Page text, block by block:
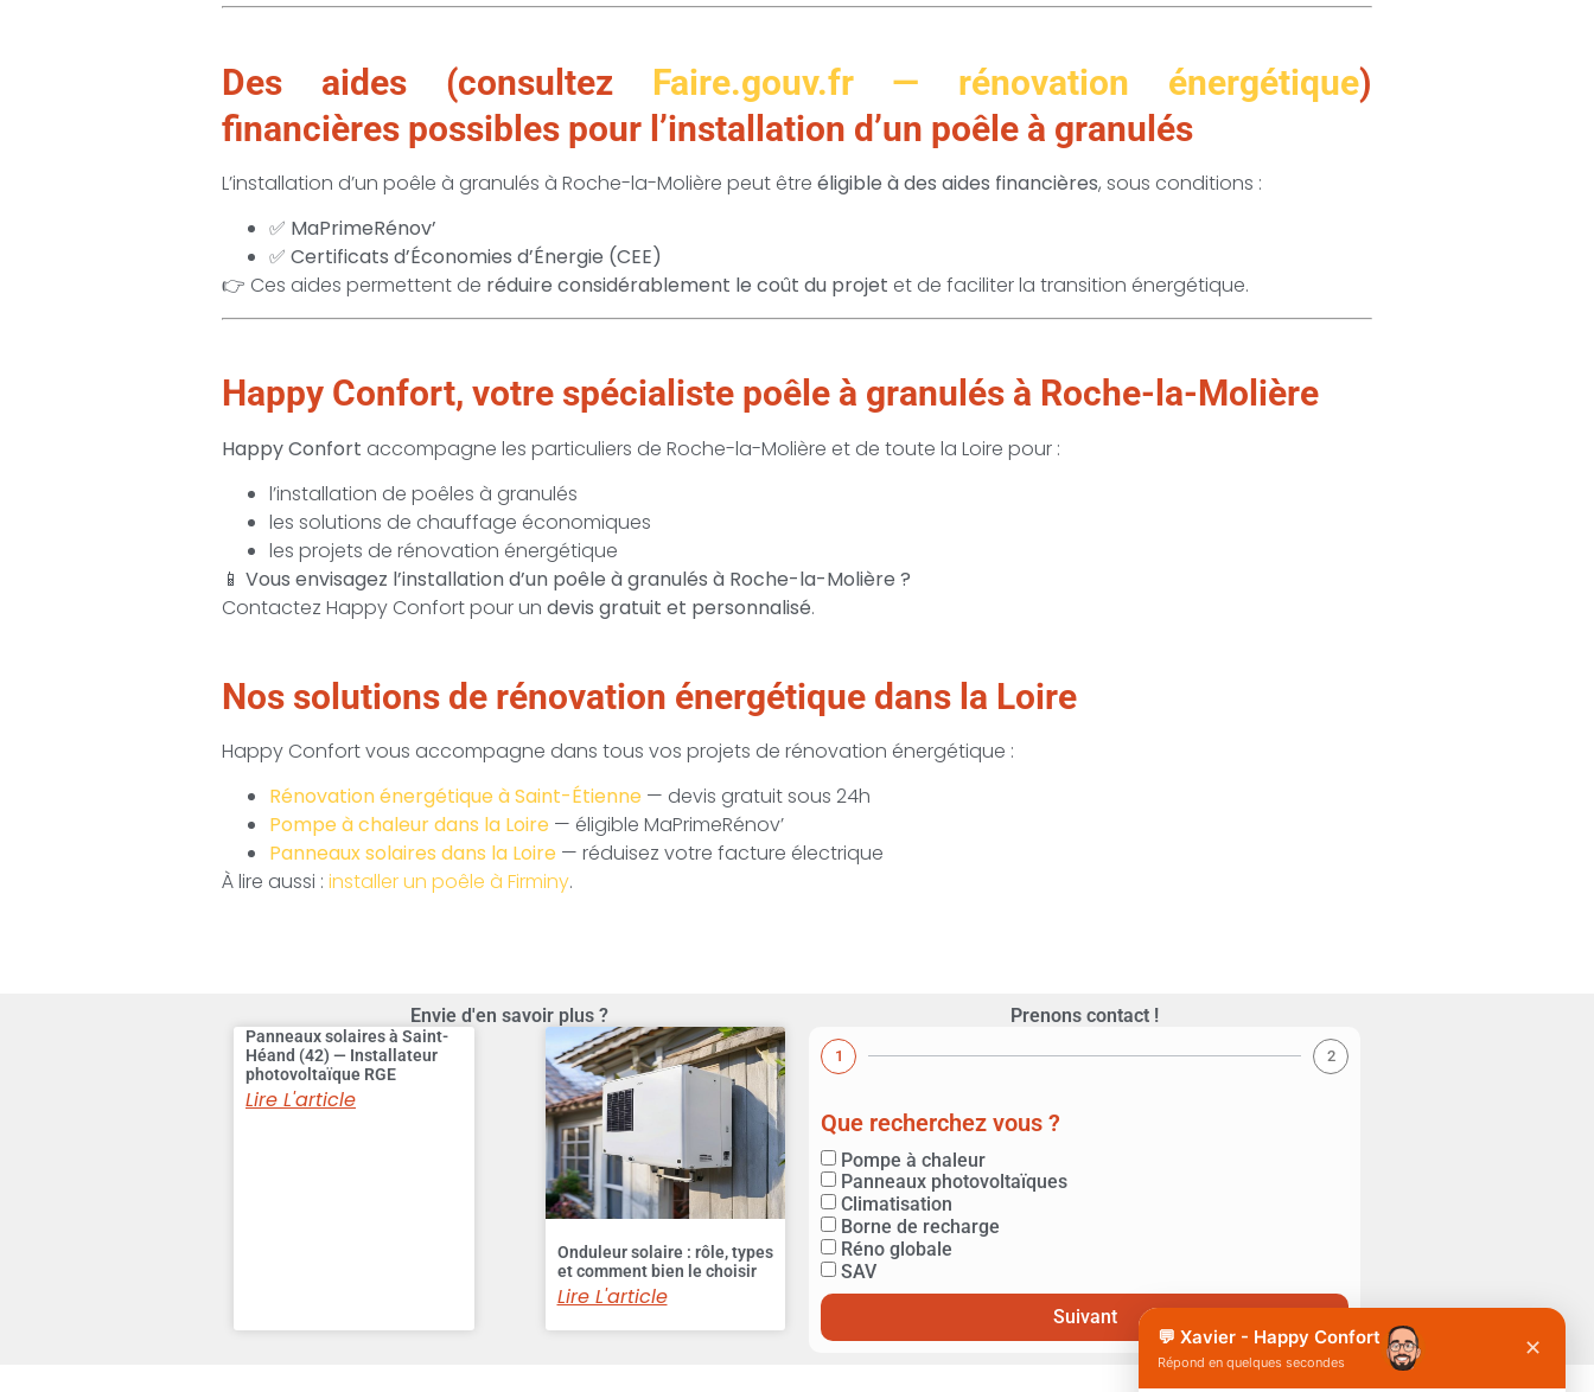
Des aides (consultez Faire.gouv.fr — rénovation énergétique)
financières possibles pour l’installation d’un poêle à granulés
L’installation d’un poêle à granulés à Roche-la-Molière peut être éligible à des aides financières, sous conditions :
✅ MaPrimeRénov’
✅ Certificats d’Économies d’Énergie (CEE)
👉 Ces aides permettent de réduire considérablement le coût du projet et de faciliter la transition énergétique.
Happy Confort, votre spécialiste poêle à granulés à Roche-la-Molière
Happy Confort accompagne les particuliers de Roche-la-Molière et de toute la Loire pour :
l’installation de poêles à granulés
les solutions de chauffage économiques
les projets de rénovation énergétique
📱 Vous envisagez l’installation d’un poêle à granulés à Roche-la-Molière ?
Contactez Happy Confort pour un devis gratuit et personnalisé.
Nos solutions de rénovation énergétique dans la Loire
Happy Confort vous accompagne dans tous vos projets de rénovation énergétique :
Rénovation énergétique à Saint-Étienne — devis gratuit sous 24h
Pompe à chaleur dans la Loire — éligible MaPrimeRénov’
Panneaux solaires dans la Loire — réduisez votre facture électrique
À lire aussi : installer un poêle à Firminy.
Envie d'en savoir plus ?
Panneaux solaires à Saint-
Héand (42) — Installateur
photovoltaïque RGE
Lire L'article
Onduleur solaire : rôle, types
et comment bien le choisir
Lire L'article
Prenons contact !
1 2
Que recherchez vous ?
Pompe à chaleur
Panneaux photovoltaïques
Climatisation
Borne de recharge
Réno globale
SAV
Suivant
💬 Xavier - Happy Confort
Répond en quelques secondes
✕